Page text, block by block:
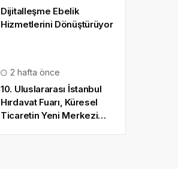
Dijitalleşme Ebelik
Hizmetlerini Dönüştürüyor
2 hafta önce
10. Uluslararası İstanbul
Hırdavat Fuarı, Küresel
Ticaretin Yeni Merkezi